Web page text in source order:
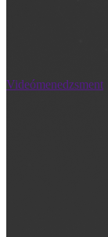
Videómenedzsment